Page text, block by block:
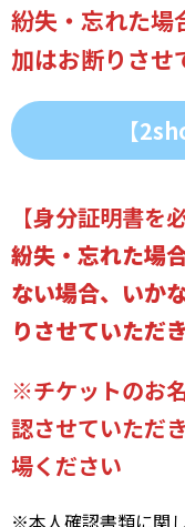
紛失・忘れた場
加はお断りさせ
【
【身分証明書を
紛失・忘れた場
ない場合、いか
りさせていただ
※チケットのお
認させていただ
場ください